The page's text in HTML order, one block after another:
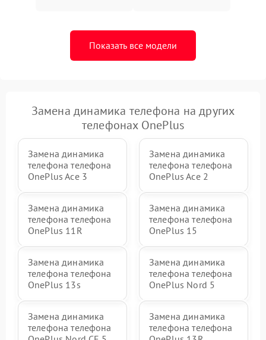
Показать все модели
Замена динамика телефона на других
телефонах OnePlus
Замена динамика
телефона телефона
OnePlus Ace 3
Замена динамика
телефона телефона
OnePlus Ace 2
Замена динамика
телефона телефона
OnePlus 11R
Замена динамика
телефона телефона
OnePlus 15
Замена динамика
телефона телефона
OnePlus 13s
Замена динамика
телефона телефона
OnePlus Nord 5
Замена динамика
телефона телефона
Замена динамика
телефона телефона